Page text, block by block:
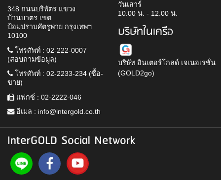
348 ถนนบริพัตร แขวง
บ้านบาตร เขต
ป้อมปราบศัตรูพ่าย กรุงเทพฯ
10100
โทรศัพท์ : 02-222-0007
(สอบถามข้อมูล)
โทรศัพท์ : 02-2233-234 (ซื้อ-
ขาย)
แฟกซ์ : 02-2222-046
อีเมล : info@intergold.co.th
วันเสาร์
10.00 น. - 12.00 น.
บริษัทในเครือ
บริษัท อินเตอร์โกลด์ เจเนอเรชั่น
(GOLD2go)
InterGOLD Social Network